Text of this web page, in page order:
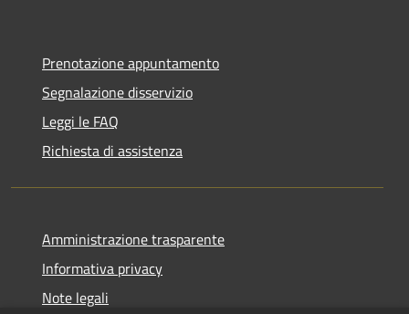
Prenotazione appuntamento
Segnalazione disservizio
Leggi le FAQ
Richiesta di assistenza
Amministrazione trasparente
Informativa privacy
Note legali